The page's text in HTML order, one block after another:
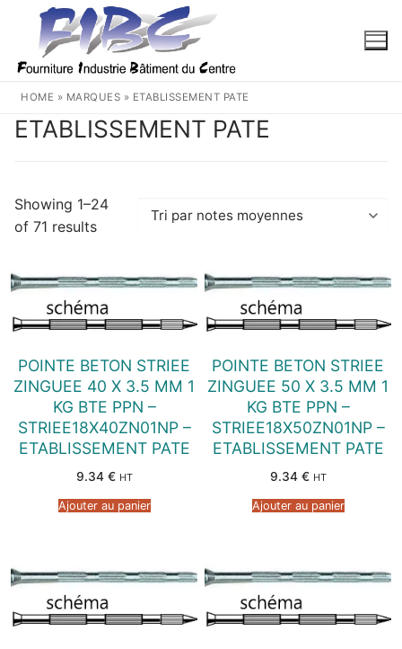
contenu
HOME » MARQUES » ETABLISSEMENT PATE
ETABLISSEMENT PATE
Showing 1–24
of 71 results
Trié
note
moyenne
POINTE BETON STRIEE
ZINGUEE 40 X 3.5 MM 1
KG BTE PPN –
STRIEE18X40ZN01NP –
ETABLISSEMENT PATE
9.34 € HT
Ajouter au panier
POINTE BETON STRIEE
ZINGUEE 50 X 3.5 MM 1
KG BTE PPN –
STRIEE18X50ZN01NP –
ETABLISSEMENT PATE
9.34 € HT
Ajouter au panier